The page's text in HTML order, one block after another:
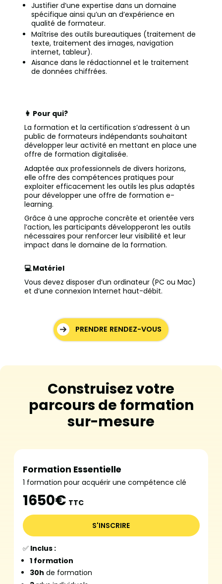
Justifier d’une expertise dans un domaine
spécifique ainsi qu’un an d’expérience en
qualité de formateur.
Maîtrise des outils bureautiques (traitement de
texte, traitement des images, navigation
internet, tableur).
Aisance dans le rédactionnel et le traitement
de données chiffrées.
👩 Pour qui?
La formation et la certification s’adressent à un
public de formateurs indépendants souhaitant
développer leur activité en mettant en place une
offre de formation digitalisée.
Adaptée aux professionnels de divers horizons,
elle offre des compétences pratiques pour
exploiter efficacement les outils les plus adaptés
pour développer une offre de formation e-
learning.
Grâce à une approche concrète et orientée vers
l’action, les participants développeront les outils
nécessaires pour renforcer leur visibilité et leur
impact dans le domaine de la formation.
💻 Matériel
Vous devez disposer d’un ordinateur (PC ou Mac)
et d’une connexion Internet haut-débit.
PRENDRE RENDEZ-VOUS
Construisez votre
parcours de formation
sur-mesure
Formation Essentielle
1 formation pour acquérir une compétence clé
1650€ TTC
S'INSCRIRE
✅Inclus :
1 formation
30h de formation